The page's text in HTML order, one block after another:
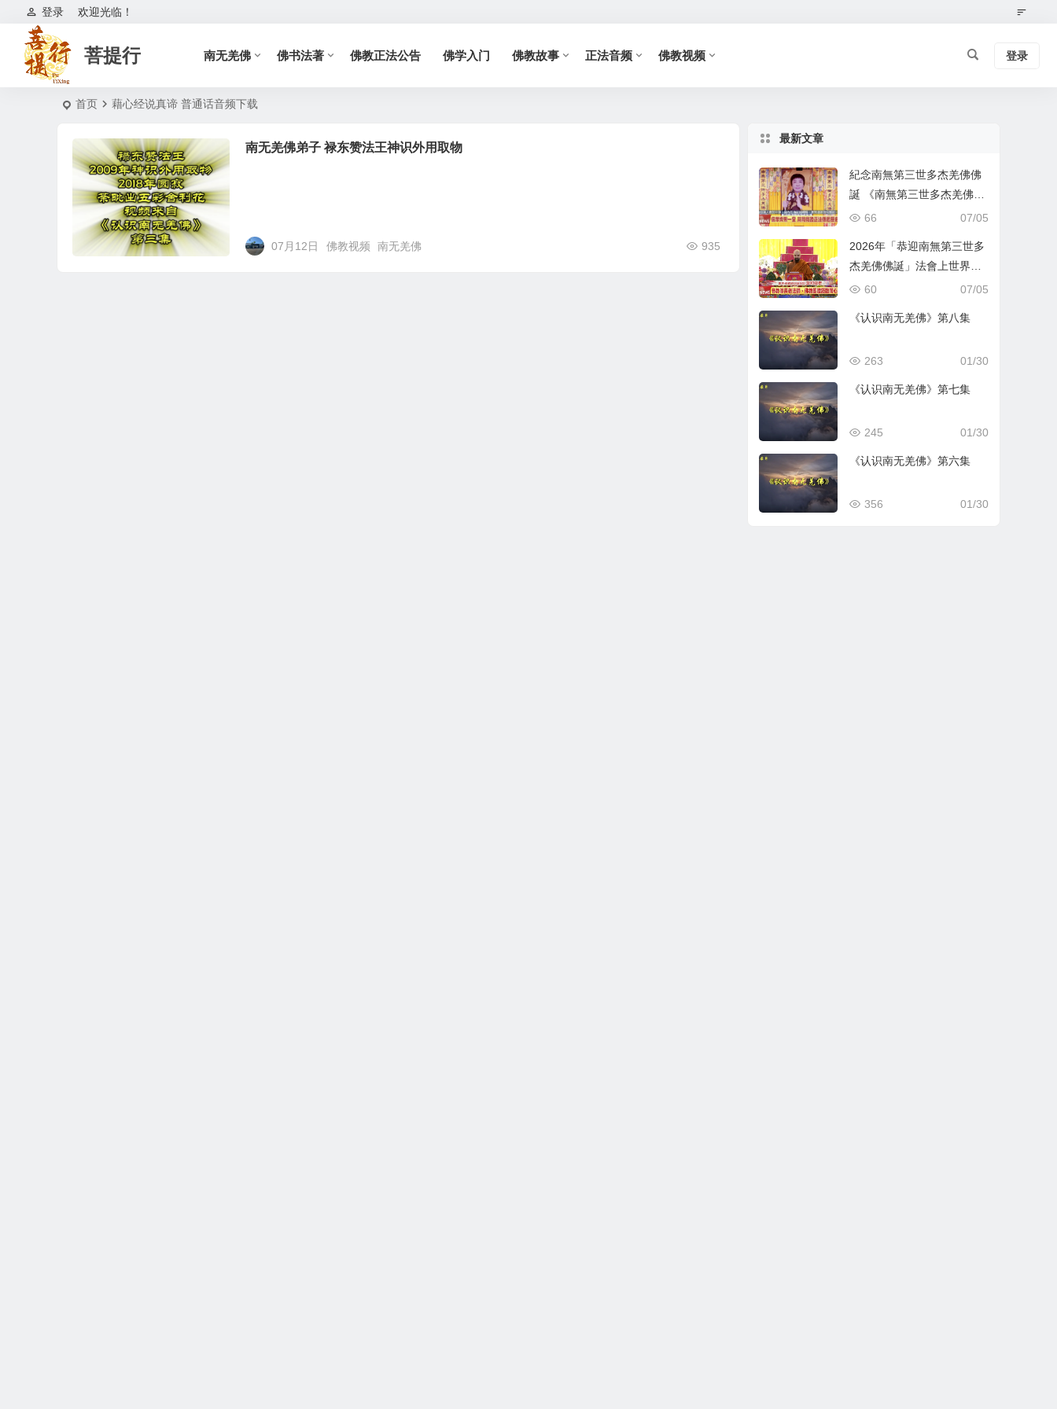
欢迎光临！
登录
菩提行 南无羌佛 佛书法著 佛教正法公告 佛学入门 佛教故事 正法音频 佛教视频 登录
首页 藉心经说真谛 普通话音频下载
南无羌佛弟子 禄东赞法王神识外用取物
07月12日 935
佛教视频 南无羌佛
最新文章
紀念南無第三世多杰羌佛佛
誕 《南無第三世多杰羌佛經
藏總集》新卷面世 [ZWTV北
07/05
66
2026年「恭迎南無第三世多
杰羌佛佛誕」法會上世界佛
教總部蓮花釦莫知尊者的講
07/05
60
《认识南无羌佛》第八集
01/30
263
《认识南无羌佛》第七集
01/30
245
《认识南无羌佛》第六集
01/30
356